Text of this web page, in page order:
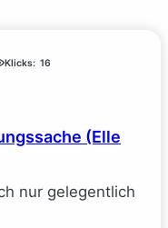
Klicks: 16
(Elle
nur gelegentlich